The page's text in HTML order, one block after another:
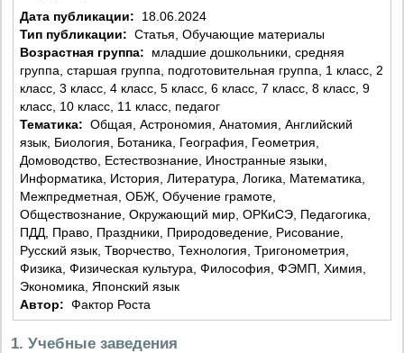
Дата публикации:
18.06.2024
Тип публикации: Статья, Обучающие материалы
Возрастная группа:
группа, старшая группа, подготовительная группа, 1 класс, 2
класс, 3 класс, 4 класс, 5 класс, 6 класс, 7 класс, 8 класс, 9
класс, 10 класс, 11 класс, педагог
Тематика: Общая, Астрономия, Анатомия, Английский
язык, Биология, Ботаника, География, Геометрия,
Домоводство, Естествознание, Иностранные языки,
Информатика, История, Литература, Логика, Математика,
Межпредметная, ОБЖ, Обучение грамоте,
Обществознание, Окружающий мир, ОРКиСЭ, Педагогика,
ПДД, Право, Праздники, Природоведение, Рисование,
Русский язык, Творчество, Технология, Тригонометрия,
Физика, Физическая культура, Философия, ФЭМП, Химия,
Экономика, Японский язык
Автор: Фактор Роста
1. Учебные заведения